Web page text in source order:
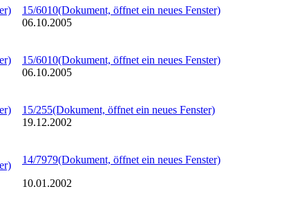
15/6010(Dokument, öffnet ein neues Fenster)
06.10.2005
15/6010(Dokument, öffnet ein neues Fenster)
06.10.2005
15/255(Dokument, öffnet ein neues Fenster)
19.12.2002
14/7979(Dokument, öffnet ein neues Fenster)
10.01.2002